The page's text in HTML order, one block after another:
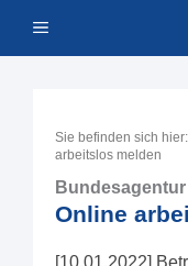
Inhalt Menü
Sie befinden sich hier:
arbeitslos melden
Online
[10.01.2022]